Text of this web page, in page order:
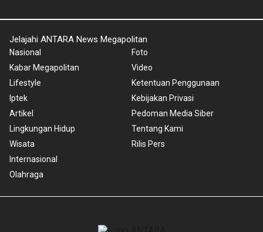
Jelajahi ANTARA News Megapolitan
Nasional
Kabar Megapolitan
Lifestyle
Iptek
Artikel
Lingkungan Hidup
Wisata
Internasional
Olahraga
Foto
Video
Ketentuan Penggunaan
Kebijakan Privasi
Pedoman Media Siber
Tentang Kami
Rilis Pers